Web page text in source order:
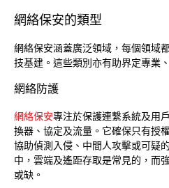
網絡保安的類型
網絡保安涵蓋廣泛領域，每個領域
技基建。這些類別亦有助界定專業
網絡防護
網絡保安專注於保護連繫系統及用
換器、協定及流量。它確保只有授
協助偵測入侵、中間人攻擊或可疑
中，雲端及遙距存取是常見的，而
或缺。